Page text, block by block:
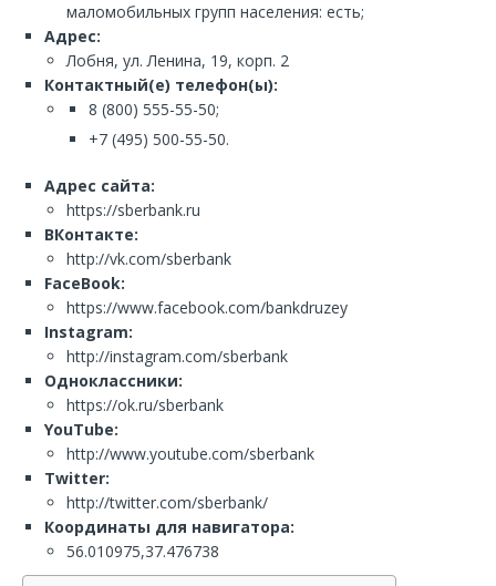
маломобильных групп населения: есть;
Адрес:
Лобня, ул. Ленина, 19, корп. 2
Контактный(е) телефон(ы):
8 (800) 555-55-50;
+7 (495) 500-55-50.
Адрес сайта:
https://sberbank.ru
ВКонтакте:
http://vk.com/sberbank
FaceBook:
https://www.facebook.com/bankdruzey
Instagram:
http://instagram.com/sberbank
Одноклассники:
https://ok.ru/sberbank
YouTube:
http://www.youtube.com/sberbank
Twitter:
http://twitter.com/sberbank/
Координаты для навигатора:
56.010975,37.476738